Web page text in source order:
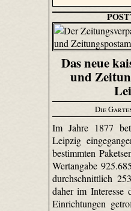
Das neue
und
Die
Im Jahre 1877
Leipzig
bestimmten
Wertangabe
durchschnittlich
daher im Interesse
Einrichtungen